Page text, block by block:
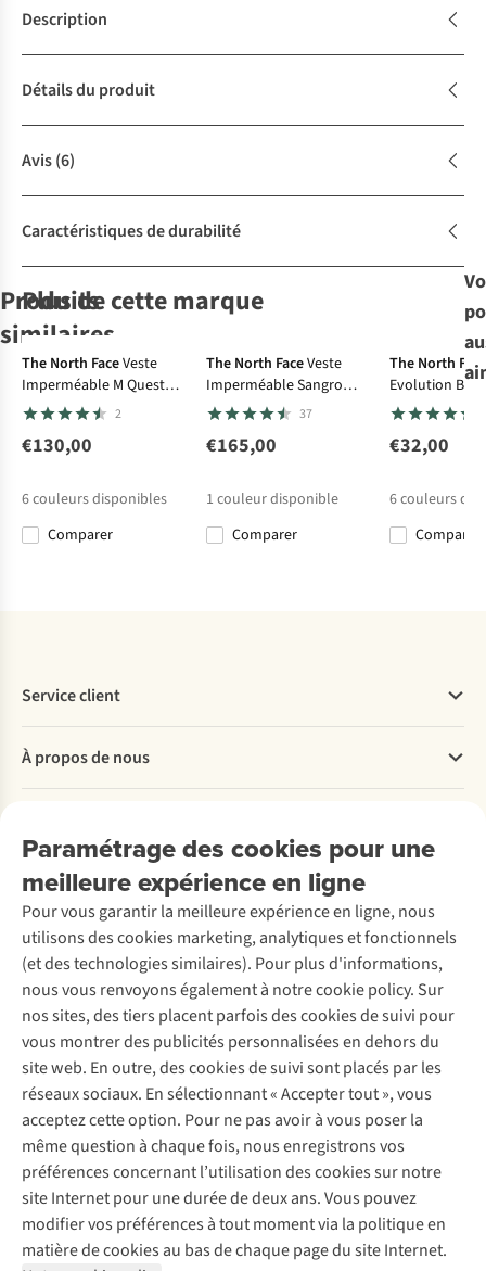
Description
Détails du produit
Avis(6)
Caractéristiques de durabilité
Produits
similaires
Ultraléger
Jack Wolfskin
T-Shirt Prelight
Suncool Ls M
Ultraléger
Smartwool T-
Shirt Active
Ultralite Ls
Jack Wolfskin
T-Shirt Vonnan
Ls T M
Jack Wolfskin
T-Shirt Vonnan
Ls T M
Plus de cette marque
Le choix A.S.Adventure
The North FaceVeste
Imperméable M Quest
Mono Jacket 2
€130,00
6couleurs disponibles
Comparer
The North FaceVeste
Imperméable Sangro
Jacket
37
€165,00
1 couleur disponible
Comparer
The North
Evolution Box
Regular Short
€32,00
6couleurs
Comparer
Paramétrage des cookies pour une
meilleure expérience en ligne
Pour vous garantir la meilleure expérience en ligne, nous
utilisons des cookies marketing, analytiques et fonctionnels
(et des technologies similaires). Pour plus d'informations,
nous vous renvoyons également à notre cookie policy. Sur
nos sites, des tiers placent parfois des cookies de suivi pour
vous montrer des publicités personnalisées en dehors du
site web. En outre, des cookies de suivi sont placés par les
réseaux sociaux. En sélectionnant « Accepter tout », vous
acceptez cette option. Pour ne pas avoir à vous poser la
même question à chaque fois, nous enregistrons vos
préférences concernant l’utilisation des cookies sur notre
site Internet pour une durée de deux ans. Vous pouvez
modifier vos préférences à tout moment via la politique en
matière de cookies au bas de chaque page du site Internet.
Service client
Commander
Payer
Retourner
Rétractation d'une commande
Entretien & réparations
Garantie
Contactez-nous
À propos de nous
Entreprise responsable
À propos d’Ayacucho
Nos magasins
À propos d’A.S.Adventure
Déclaration d'accessibilité
Location / Location sports d’hiver
Seconde-main
Entretien de ski
Service de lavage
Entretien de chaussures
Réparation de chaussures
Réparation de vêtements
Retouches
Pour les entreprises
Découvrez
A.S.Magazine
Explore Camp
Expertise & conseils
Abonnez-vous à la newsletter
Suivez-nous
Mentions légales
Politique de confidentialité
Conditions générales
Cookie Policy